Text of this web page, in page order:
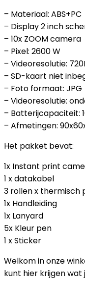
– Materiaal: ABS+PC
– Display 2 inch
– 10x ZOOM camera
– Pixel: 2600 W
– Videoresolutie:
– SD-kaart niet
– Foto formaat: JPG
– Videoresolutie:
– Batterijcapaciteit:
– Afmetingen:
Het pakket bevat:
1x Instant print
1 x datakabel
3 rollen x thermisch
1x Handleiding
1x Lanyard
5x Kleur pen
1 x Sticker
Welkom in onze
kunt hier krijgen